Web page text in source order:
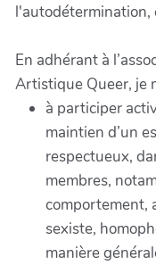
l'autodétermination,
En adhérant à
Artistique Queer, je
à participer
maintien d’un
respectueux,
membres,
comportement,
sexiste,
manière